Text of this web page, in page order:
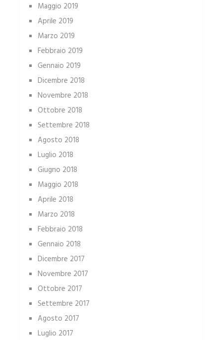
Maggio 2019
Aprile 2019
Marzo 2019
Febbraio 2019
Gennaio 2019
Dicembre 2018
Novembre 2018
Ottobre 2018
Settembre 2018
Agosto 2018
Luglio 2018
Giugno 2018
Maggio 2018
Aprile 2018
Marzo 2018
Febbraio 2018
Gennaio 2018
Dicembre 2017
Novembre 2017
Ottobre 2017
Settembre 2017
Agosto 2017
Luglio 2017